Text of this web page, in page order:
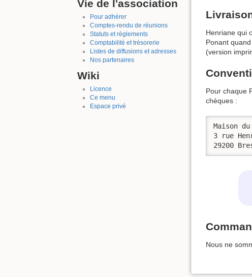
Vie de l'association
Pour adhérer
Comptes-rendu de réunions
Statuts et règlements
Comptabilité et trésorerie
Listes de diffusions et adresses
Nos partenaires
Wiki
Licence
Ce menu
Espace privé
Henriane qui
Ponant
(version
Pour chaque
chèques :
Maison
3 rue
29200
Nous ne